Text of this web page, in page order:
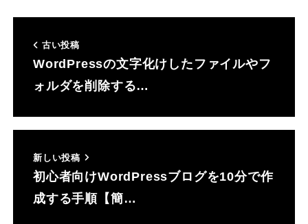
古い投稿
WordPressの文字化けしたファイルやフ
ォルダを削除する…
新しい投稿
初心者向けWordPressブログを10分で作
成する手順【簡…